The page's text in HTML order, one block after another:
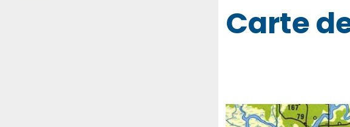
Carte